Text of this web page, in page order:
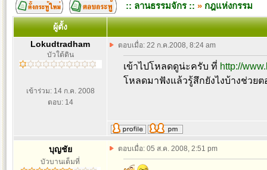
:: ลานธรรมจักร :: » กฎแห่งกรรม
ผู้ตั้ง
Lokudtradham
บัวใต้ดิน
เข้าร่วม: 14 ก.ค. 2008
ตอบ: 14
ตอบเมื่อ: 22 ก.ค.2008, 8:24 am
เข้าไปโหลดดูน่ะครับ ที่ http://
โหลดมาฟังแล้วรู้สึกยังไงบ้างช่วย
บุญชัย
บัวบานเต็มที่
ตอบเมื่อ: 05 ส.ค. 2008, 2:51 pm